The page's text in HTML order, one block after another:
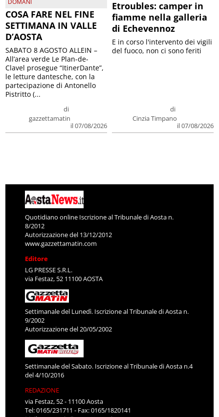
COSA FARE NEL FINE
SETTIMANA IN VALLE
D’AOSTA
di
gazzettamatin
il 07/08/2026
SABATO 8 AGOSTO ALLEIN –
All’area verde Le Plan-de-
Clavel prosegue “ItinerDante”,
le letture dantesche, con la
partecipazione di Antonello
Pistritto (...
Etroubles: camper in
fiamme nella galleria
di Echevennoz
di
Cinzia Timpano
il 07/08/2026
E in corso l'intervento dei vigili
del fuoco, non ci sono feriti
Quotidiano online Iscrizione al Tribunale di Aosta n.
8/2012
Autorizzazione del 13/12/2012
www.gazzettamatin.com
Editore
LG PRESSE S.R.L.
via Festaz, 52 11100 AOSTA
Settimanale del Lunedì. Iscrizione al Tribunale di Aosta n.
9/2002
Autorizzazione del 20/05/2002
Settimanale del Sabato. Iscrizione al Tribunale di Aosta n.4
del 4/10/2016
REDAZIONE
via Festaz, 52 - 11100 Aosta
Tel: 0165/231711 - Fax: 0165/1820141